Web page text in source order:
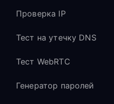
Проверка IP
Тест на утечку DNS
Тест WebRTC
Генератор паролей